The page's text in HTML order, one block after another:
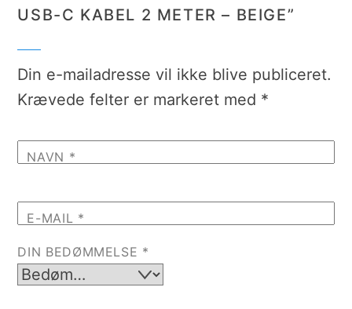
USB-C KABEL 2 METER – BEIGE”
Din e-mailadresse vil ikke blive publiceret.
Krævede felter er markeret med *
NAVN *
E-MAIL *
DIN BEDØMMELSE *